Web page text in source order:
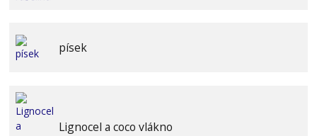
písek
Lignocel a coco vlákno